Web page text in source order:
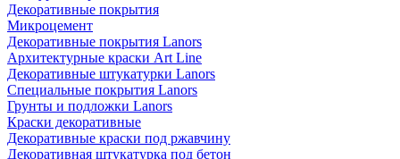
Декоративные покрытия
Микроцемент
Декоративные покрытия Lanors
Архитектурные краски Art Line
Декоративные штукатурки Lanors
Специальные покрытия Lanors
Грунты и подложки Lanors
Краски декоративные
Декоративные краски под ржавчину
Декоративная штукатурка под бетон